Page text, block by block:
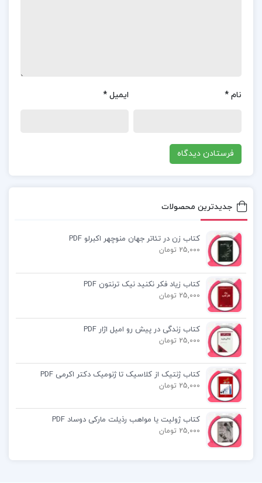
این ویژگی کتاب، کار مطالعه و یادگیری را بسیار ساده‌
دهد. به این ترتیب، دانش‌ آموزان می‌ توانند تنها با
شکل ممکن یاد بگیرند و از دیگر منابع بی‌ نیاز شوند.
📌 فهرست مطالب کتاب دروس طلایی یازدهم تجربی
کاگو :
انگلیسی
زیست شناسی
تاریخ معاصر ایران
دروس طلایی یازدهم تجربی کاگو pdf
دانلود کتاب دروس طلایی یازدهم تجربی کاگو
کتاب دروس طلایی یازدهم تجربی کاگو
دانلود پی دی اف کتاب دروس طلایی یازدهم تجربی
کاگو
نام * ایمیل *
جدیدترین محصولات
کتاب زن در تئاتر جهان منوچهر اکبرلو PDF
25,000 تومان
کتاب زیاد فکر نکنید نیک ترنتون PDF
25,000 تومان
کتاب زندگی در پیش رو امیل اژار PDF
25,000 تومان
کتاب ژنتیک از کلاسیک تا ژنومیک دکتر اکرمی PDF
25,000 تومان
کتاب ژولیت یا مواهب رذیلت مارکی دوساد PDF
25,000 تومان